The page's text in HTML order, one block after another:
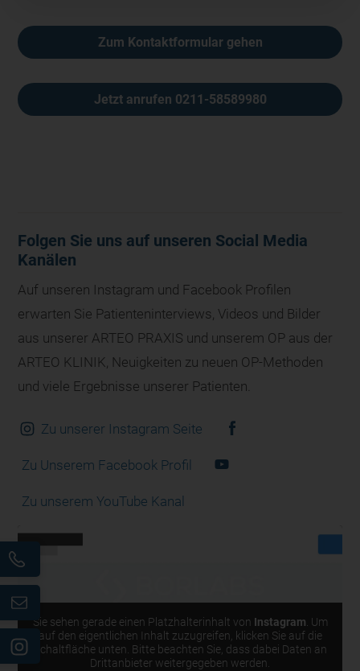
Zum Kontaktformular gehen
Jetzt anrufen 0211-58589980
Folgen Sie uns auf unseren Social Media
Kanälen
Auf unseren Instagram und Facebook Profilen
erwarten Sie Patienteninterviews, Videos und Bilder
aus unserer ARTEO PRAXIS und unserem OP aus der
ARTEO KLINIK, Neuigkeiten zu neuen OP-Methoden
und viele Ergebnisse unserer Patienten.
Zu unserer Instagram Seite
Zu Unserem Facebook Profil
Zu unserem YouTube Kanal
Sie sehen gerade einen Platzhalterinhalt von Instagram . Um
auf den eigentlichen Inhalt zuzugreifen, klicken Sie auf die
Schaltfläche unten. Bitte beachten Sie, dass dabei Daten an
Drittanbieter weitergegeben werden.